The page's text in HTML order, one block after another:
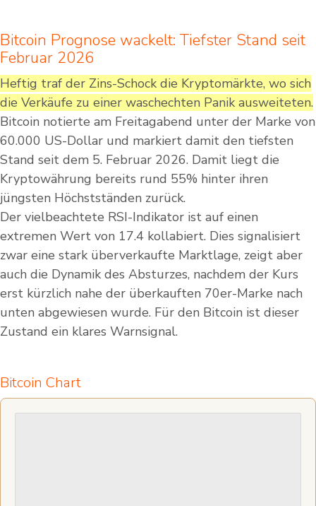
Bitcoin Prognose wackelt: Tiefster Stand seit
Februar 2026
Heftig traf der Zins-Schock die Kryptomärkte, wo sich
die Verkäufe zu einer waschechten Panik ausweiteten.
Bitcoin notierte am Freitagabend unter der Marke von
60.000 US-Dollar und markiert damit den tiefsten
Stand seit dem 5. Februar 2026. Damit liegt die
Kryptowährung bereits rund 55% hinter ihren
jüngsten Höchstständen zurück.
Der vielbeachtete RSI-Indikator ist auf einen
extremen Wert von 17.4 kollabiert. Dies signalisiert
zwar eine stark überverkaufte Marktlage, zeigt aber
auch die Dynamik des Absturzes, nachdem der Kurs
erst kürzlich nahe der überkauften 70er-Marke nach
unten abgewiesen wurde. Für den Bitcoin ist dieser
Zustand ein klares Warnsignal.
Bitcoin Chart